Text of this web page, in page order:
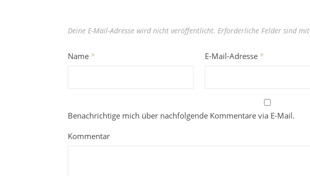
Deine E-Mail-Adresse wird nicht veröffentlicht. Erforderliche Felder sind mit
Name * E-Mail-Adresse *
Benachrichtige mich über nachfolgende Kommentare via E-Mail.
Kommentar